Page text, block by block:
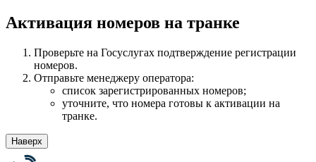
Активация номеров на транке
Проверьте на Госуслугах подтверждение регистрации
номеров.
Отправьте менеджеру оператора:
список зарегистрированных номеров;
уточните, что номера готовы к активации на
транке.
Наверх